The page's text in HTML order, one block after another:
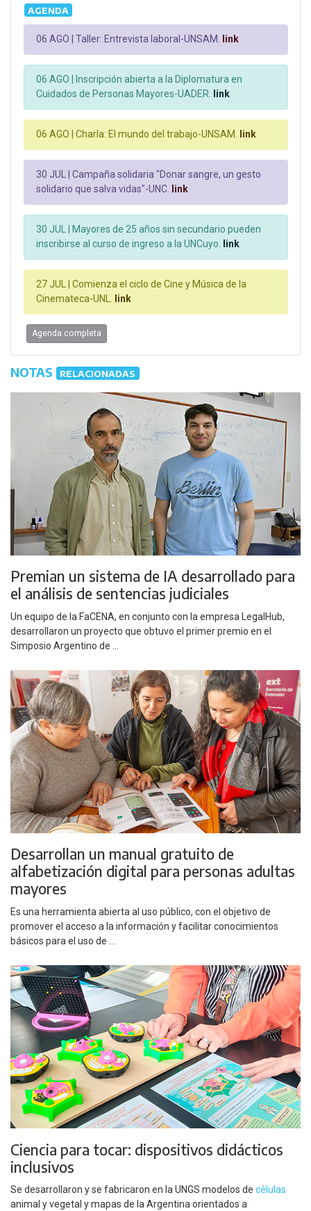
AGENDA
06 AGO | Taller: Entrevista laboral-UNSAM. link
06 AGO |
Inscripción abierta a la Diplomatura en
Cuidados de Personas Mayores-UADER.
link
06 AGO | Charla: El mundo del trabajo-UNSAM. link
30 JUL |
Campaña solidaria "Donar sangre, un gesto
solidario que salva vidas"-UNC.
link
30 JUL |
Mayores de 25 años sin secundario pueden
inscribirse al curso de ingreso a la UNCuyo.
link
27 JUL |
Comienza el ciclo de Cine y Música de la
Cinemateca-UNL.
link
Agenda completa
NOTAS RELACIONADAS
Premian un sistema de IA desarrollado para
el análisis de sentencias judiciales
Un equipo de la FaCENA, en conjunto con la empresa LegalHub,
desarrollaron un proyecto que obtuvo el primer premio en el
Simposio Argentino de ...
Desarrollan un manual gratuito de
alfabetización digital para personas adultas
mayores
Es una herramienta abierta al uso público, con el objetivo de
promover el acceso a la información y facilitar conocimientos
básicos para el uso de ...
Ciencia para tocar: dispositivos didácticos
inclusivos
Se desarrollaron y se fabricaron en la UNGS modelos de células
animal y vegetal y mapas de la Argentina orientados a